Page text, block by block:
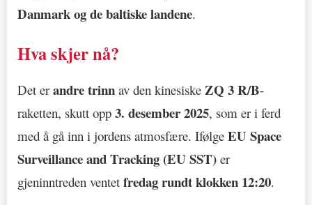
Danmark og de baltiske landene.
Hva skjer nå?
Det erandre trinn av den kinesiske ZQ 3 R/B-
raketten, skutt opp 3. desember 2025, som er i ferd
med å gå inn i jordens atmosfære. Ifølge EU Space
Surveillance and Tracking (EU SST) er
gjeninntreden ventet fredag rundt klokken 12:20.